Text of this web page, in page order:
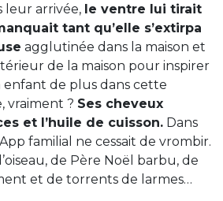
leur arrivée, le ventre lui tirait
tant qu’elle s’extirpa
agglutinée dans la maison et
de la maison pour inspirer
de plus dans cette
vraiment ? Ses cheveux
et l’huile de cuisson. Dans
familial ne cessait de vrombir.
de Père Noël barbu, de
et de torrents de larmes…